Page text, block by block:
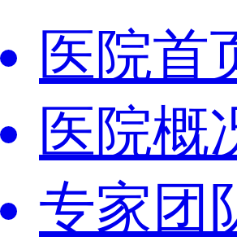
医院首
医院概
专家团